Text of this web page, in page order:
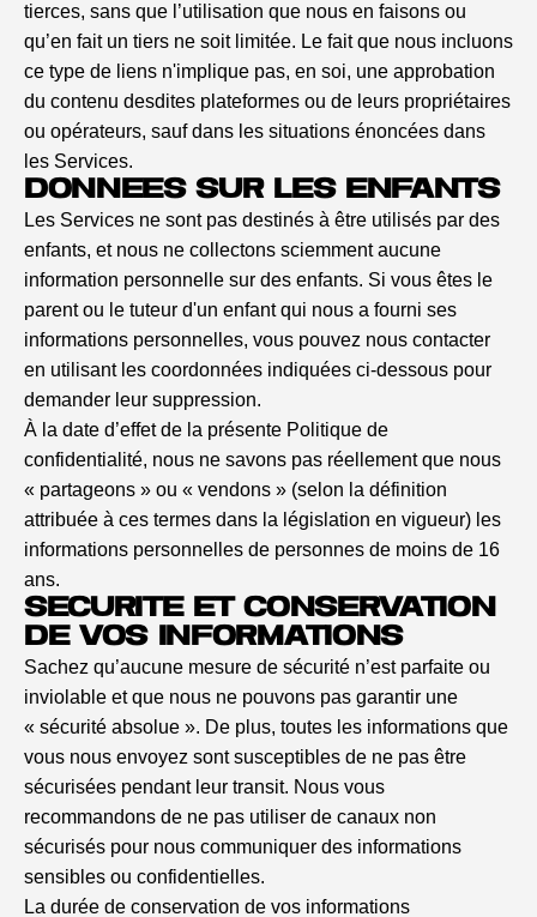
tierces, sans que l’utilisation que nous en faisons ou
qu’en fait un tiers ne soit limitée. Le fait que nous incluons
ce type de liens n'implique pas, en soi, une approbation
du contenu desdites plateformes ou de leurs propriétaires
ou opérateurs, sauf dans les situations énoncées dans
les Services.
DONNÉES SUR LES ENFANTS
Les Services ne sont pas destinés à être utilisés par des
enfants, et nous ne collectons sciemment aucune
information personnelle sur des enfants. Si vous êtes le
parent ou le tuteur d'un enfant qui nous a fourni ses
informations personnelles, vous pouvez nous contacter
en utilisant les coordonnées indiquées ci-dessous pour
demander leur suppression.
À la date d’effet de la présente Politique de
confidentialité, nous ne savons pas réellement que nous
« partageons » ou « vendons » (selon la définition
attribuée à ces termes dans la législation en vigueur) les
informations personnelles de personnes de moins de 16
ans.
SÉCURITÉ ET CONSERVATION
DE VOS INFORMATIONS
Sachez qu’aucune mesure de sécurité n’est parfaite ou
inviolable et que nous ne pouvons pas garantir une
« sécurité absolue ». De plus, toutes les informations que
vous nous envoyez sont susceptibles de ne pas être
sécurisées pendant leur transit. Nous vous
recommandons de ne pas utiliser de canaux non
sécurisés pour nous communiquer des informations
sensibles ou confidentielles.
La durée de conservation de vos informations